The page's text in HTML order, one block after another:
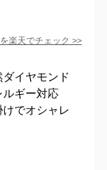
楽天でチェック >>
イヤモンド
ギー対応
でオシャレ